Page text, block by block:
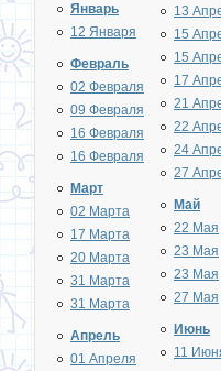
Январь
12 Января
Февраль
02 Февраля
09 Февраля
16 Февраля
16 Февраля
Март
02 Марта
17 Марта
20 Марта
31 Марта
31 Марта
Апрель
01 Апреля
13
15
15
17
21
22
24
27
Май
22 Мая
23 Мая
23 Мая
27 Мая
Июнь
11